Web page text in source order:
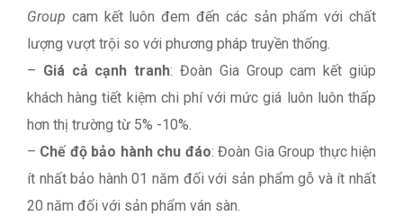
Group cam kết luôn đem đến các sản phẩm với chất
lượng vượt trội so với phương pháp truyền thống.
– Giá cả cạnh tranh: Đoàn Gia Group cam kết giúp
khách hàng tiết kiệm chi phí với mức giá luôn luôn thấp
hơn thị trường từ 5% -10%.
– Chế độ bảo hành chu đáo: Đoàn Gia Group thực hiện
ít nhất bảo hành 01 năm đối với sản phẩm gỗ và ít nhất
20 năm đối với sản phẩm ván sàn.